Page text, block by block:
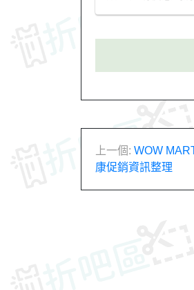
文
上一個: WOW
康促銷資訊整理